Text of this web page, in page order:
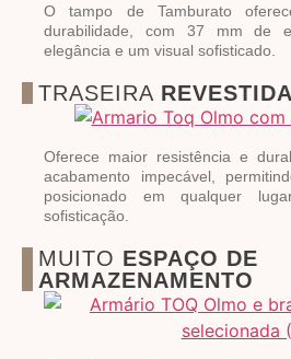
O tampo de Tamburato
durabilidade, com 37 mm de
elegância e um visual sofisticado.
TRASEIRA REVESTIDA
Oferece maior resistência e
acabamento impecável,
posicionado em qualquer
sofisticação.
MUITO ESPAÇO DE
ARMAZENAMENTO